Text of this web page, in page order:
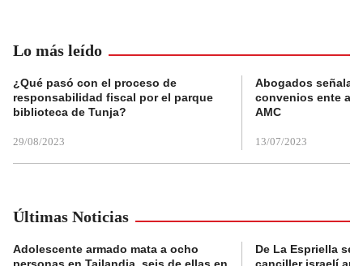
Lo más leído
¿Qué pasó con el proceso de
responsabilidad fiscal por el parque
biblioteca de Tunja?
29/08/2023
Abogados
convenios ente
AMC
13/07/2023
Últimas Noticias
Adolescente armado mata a ocho
De La Espriella se